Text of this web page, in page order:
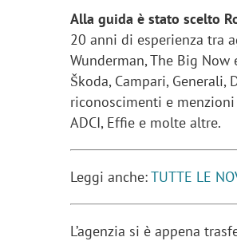
Alla guida è stato scelto
20 anni di esperienza tra
Wunderman, The Big
Škoda, Campari,
riconoscimenti e
ADCI, Effie e molte altre.
Leggi anche:TUTTE LE
L’agenzia si è appena